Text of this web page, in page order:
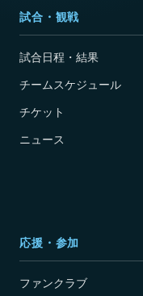
試合・観戦
試合日程・結果
チームスケジュール
チケット
ニュース
応援・参加
ファンクラブ